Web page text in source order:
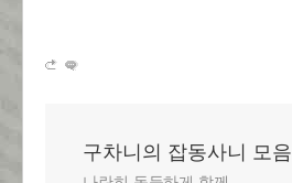
구차니의 잡동사니 모음